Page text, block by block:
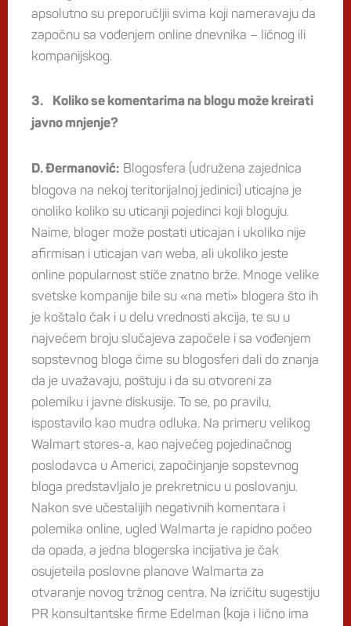
apsolutno su preporučljii svima koji nameravaju da
započnu sa vođenjem online dnevnika – ličnog ili
kompanijskog.
3. Koliko se komentarima na blogu može kreirati
javno mnjenje?
D. Đermanović: Blogosfera (udružena zajednica
blogova na nekoj teritorijalnoj jedinici) uticajna je
onoliko koliko su uticanji pojedinci koji bloguju.
Naime, bloger može postati uticajan i ukoliko nije
afirmisan i uticajan van weba, ali ukoliko jeste
online popularnost stiče znatno brže. Mnoge velike
svetske kompanije bile su «na meti» blogera što ih
je koštalo čak i u delu vrednosti akcija, te su u
najvećem broju slučajeva započele i sa vođenjem
sopstevnog bloga čime su blogosferi dali do znanja
da je uvažavaju, poštuju i da su otvoreni za
polemiku i javne diskusije. To se, po pravilu,
ispostavilo kao mudra odluka. Na primeru velikog
Walmart stores-a, kao najvećeg pojedinačnog
poslodavca u Americi, započinjanje sopstevnog
bloga predstavljalo je prekretnicu u poslovanju.
Nakon sve učestalijih negativnih komentara i
polemika online, ugled Walmarta je rapidno počeo
da opada, a jedna blogerska incijativa je čak
osujeteila poslovne planove Walmarta za
otvaranje novog tržnog centra. Na izričitu sugestiju
PR konsultantske firme Edelman (koja i lično ima